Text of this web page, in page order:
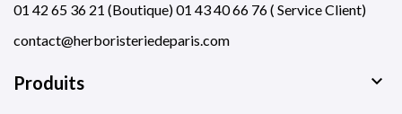
01 42 65 36 21 (Boutique) 01 43 40 66 76 ( Service Client)
contact@herboristeriedeparis.com
Produits
